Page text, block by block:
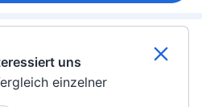
uns
einzelner